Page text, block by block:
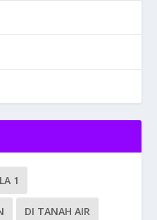
1
DI TANAH AIR